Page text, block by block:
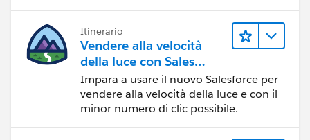
Itinerario
Vendere alla velocità
della luce con Sales
Cloud
Impara a usare il nuovo Salesforce per
vendere alla velocità della luce e con il
minor numero di clic possibile.